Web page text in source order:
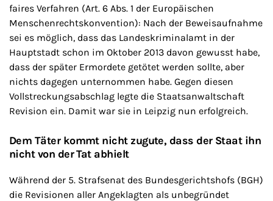
faires Verfahren (Art. 6 Abs. 1 der Europäischen
Menschenrechtskonvention): Nach der Beweisaufnahme
sei es möglich, dass das Landeskriminalamt in der
Hauptstadt schon im Oktober 2013 davon gewusst habe,
dass der später Ermordete getötet werden sollte, aber
nichts dagegen unternommen habe. Gegen diesen
Vollstreckungsabschlag legte die Staatsanwaltschaft
Revision ein. Damit war sie in Leipzig nun erfolgreich.
Dem Täter kommt nicht zugute, dass der Staat ihn
nicht von der Tat abhielt
Während der 5. Strafsenat des Bundesgerichtshofs (BGH)
die Revisionen aller Angeklagten als unbegründet